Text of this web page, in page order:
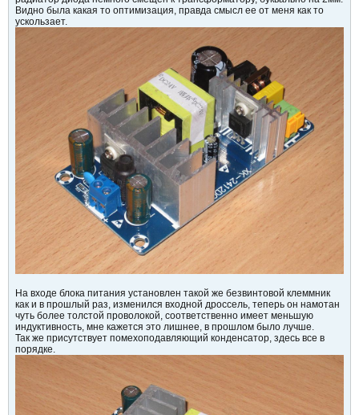
Видно была какая то оптимизация, правда смысл ее от меня как то
ускользает.
На входе блока питания установлен такой же безвинтовой клеммник
как и в прошлый раз, изменился входной дроссель, теперь он намотан
чуть более толстой проволокой, соответственно имеет меньшую
индуктивность, мне кажется это лишнее, в прошлом было лучше.
Так же присутствует помехоподавляющий конденсатор, здесь все в
порядке.